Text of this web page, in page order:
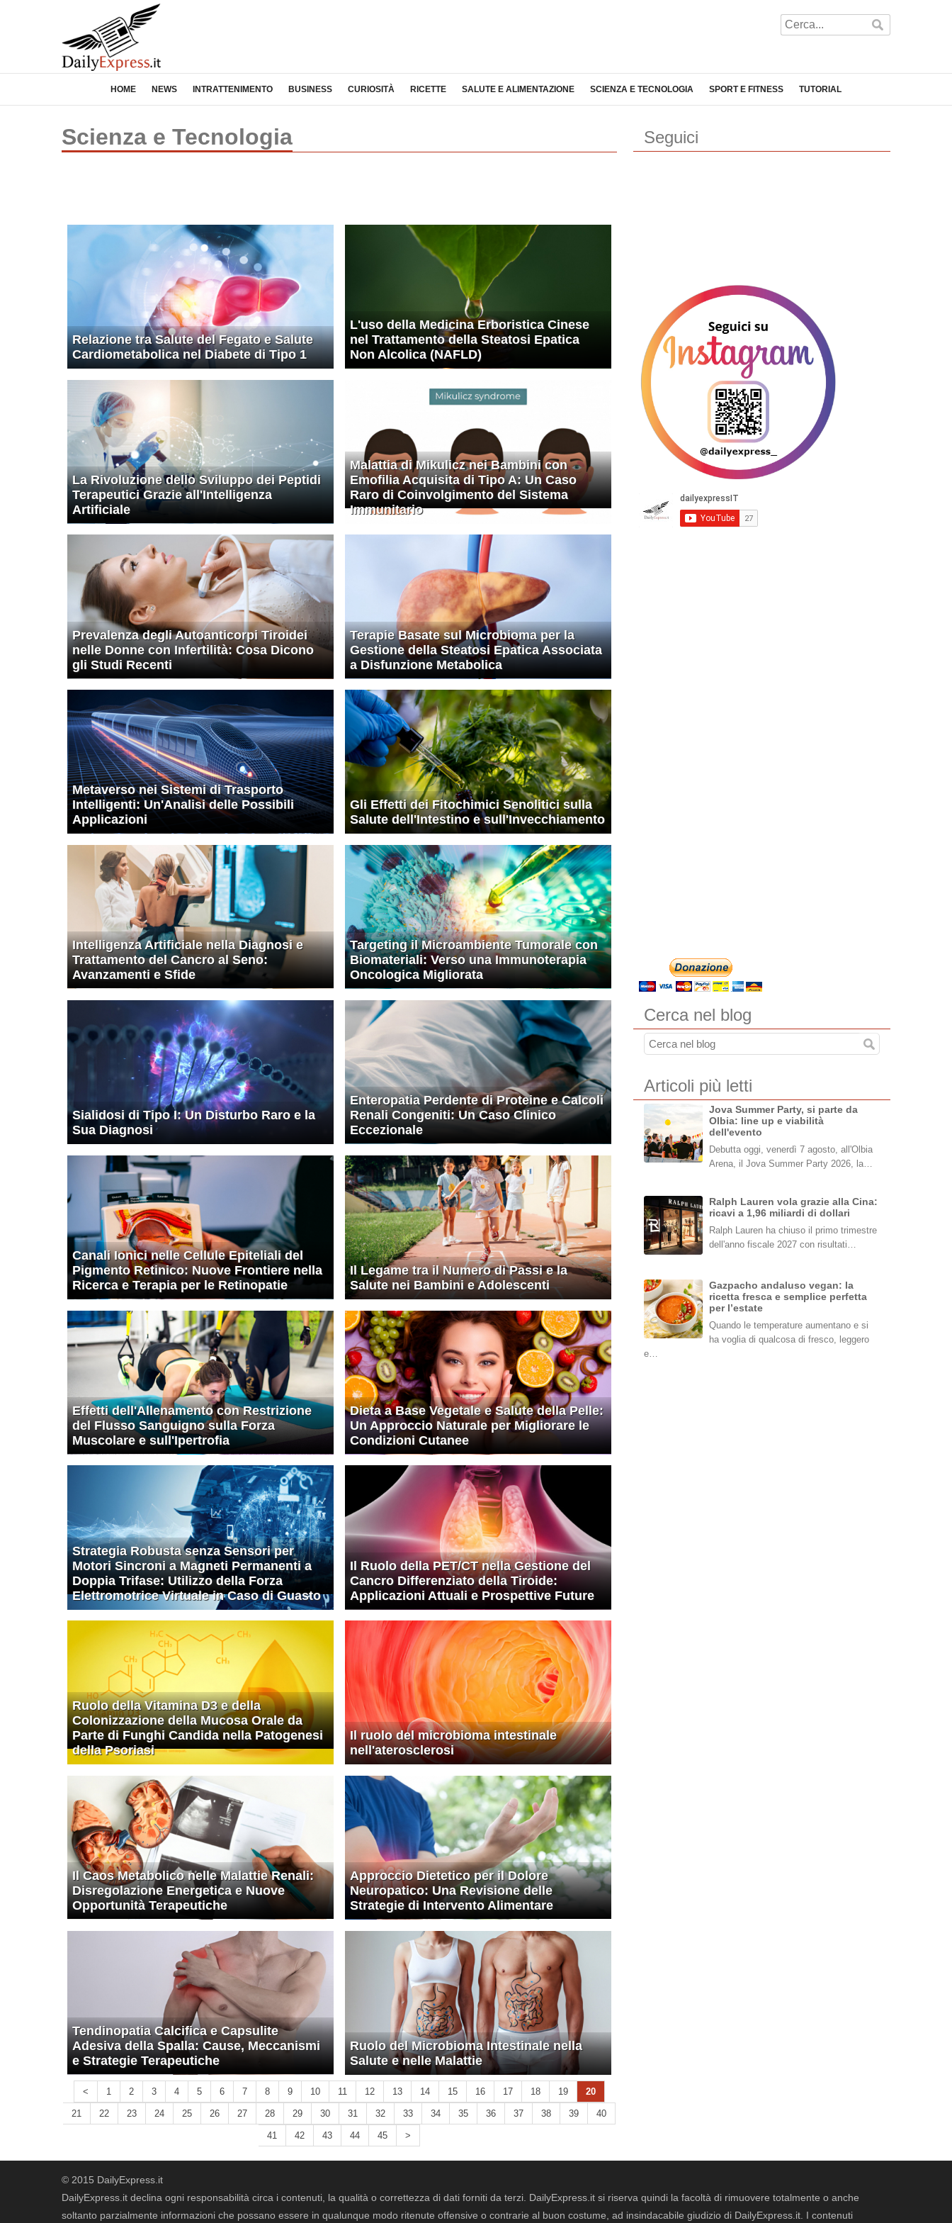
HOME NEWS INTRATTENIMENTO BUSINESS CURIOSITÀ RICETTE SALUTE E ALIMENTAZIONE SCIENZA E TECNOLOGIA SPORT E FITNESS TUTORIAL
Scienza e Tecnologia
Relazione tra Salute del Fegato e Salute
Cardiometabolica nel Diabete di Tipo 1
L'uso della Medicina Erboristica Cinese
nel Trattamento della Steatosi Epatica
Non Alcolica (NAFLD)
La Rivoluzione dello Sviluppo dei Peptidi
Terapeutici Grazie all'Intelligenza
Artificiale
Malattia di Mikulicz nei Bambini con
Emofilia Acquisita di Tipo A: Un Caso
Raro di Coinvolgimento del Sistema
Immunitario
Prevalenza degli Autoanticorpi Tiroidei
nelle Donne con Infertilità: Cosa Dicono
gli Studi Recenti
Terapie Basate sul Microbioma per la
Gestione della Steatosi Epatica Associata
a Disfunzione Metabolica
Metaverso nei Sistemi di Trasporto
Intelligenti: Un'Analisi delle Possibili
Applicazioni
Gli Effetti dei Fitochimici Senolitici sulla
Salute dell'Intestino e sull'Invecchiamento
Intelligenza Artificiale nella Diagnosi e
Trattamento del Cancro al Seno:
Avanzamenti e Sfide
Targeting il Microambiente Tumorale con
Biomateriali: Verso una Immunoterapia
Oncologica Migliorata
Sialidosi di Tipo I: Un Disturbo Raro e la
Sua Diagnosi
Enteropatia Perdente di Proteine e Calcoli
Renali Congeniti: Un Caso Clinico
Eccezionale
Canali Ionici nelle Cellule Epiteliali del
Pigmento Retinico: Nuove Frontiere nella
Ricerca e Terapia per le Retinopatie
Il Legame tra il Numero di Passi e la
Salute nei Bambini e Adolescenti
Effetti dell'Allenamento con Restrizione
del Flusso Sanguigno sulla Forza
Muscolare e sull'Ipertrofia
Dieta a Base Vegetale e Salute della Pelle:
Un Approccio Naturale per Migliorare le
Condizioni Cutanee
Strategia Robusta senza Sensori per
Motori Sincroni a Magneti Permanenti a
Doppia Trifase: Utilizzo della Forza
Elettromotrice Virtuale in Caso di Guasto
Il Ruolo della PET/CT nella Gestione del
Cancro Differenziato della Tiroide:
Applicazioni Attuali e Prospettive Future
Ruolo della Vitamina D3 e della
Colonizzazione della Mucosa Orale da
Parte di Funghi Candida nella Patogenesi
della Psoriasi
Il ruolo del microbioma intestinale
nell'aterosclerosi
Il Caos Metabolico nelle Malattie Renali:
Disregolazione Energetica e Nuove
Opportunità Terapeutiche
Approccio Dietetico per il Dolore
Neuropatico: Una Revisione delle
Strategie di Intervento Alimentare
Tendinopatia Calcifica e Capsulite
Adesiva della Spalla: Cause, Meccanismi
e Strategie Terapeutiche
Ruolo del Microbioma Intestinale nella
Salute e nelle Malattie
< 1 2 3 4 5 6 7 8 9 10 11 12 13 14 15 16 17 18 19 20
21 22 23 24 25 26 27 28 29 30 31 32 33 34 35 36 37 38 39 40
41 42 43 44 45 >
Seguici
Cerca nel blog
Articoli più letti
Jova Summer Party, si parte da
Olbia: line up e viabilità
dell'evento
Debutta oggi, venerdì 7 agosto, all'Olbia
Arena, il Jova Summer Party 2026, la…
Ralph Lauren vola grazie alla Cina:
ricavi a 1,96 miliardi di dollari
Ralph Lauren ha chiuso il primo trimestre
dell'anno fiscale 2027 con risultati…
Gazpacho andaluso vegan: la
ricetta fresca e semplice perfetta
per l’estate
Quando le temperature aumentano e si
ha voglia di qualcosa di fresco, leggero
e…
© 2015 DailyExpress.it
DailyExpress.it declina ogni responsabilità circa i contenuti, la qualità o correttezza di dati forniti da terzi. DailyExpress.it si riserva quindi la facoltà di rimuovere totalmente o anche
soltanto parzialmente informazioni che possano essere in qualunque modo ritenute offensive o contrarie al buon costume, ad insindacabile giudizio di DailyExpress.it. I contenuti